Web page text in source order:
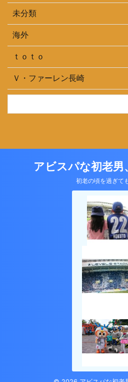
未分類
海外
ｔｏｔｏ
Ｖ・ファーレン長崎
アビスパな初老男
初老の頃を過ぎて